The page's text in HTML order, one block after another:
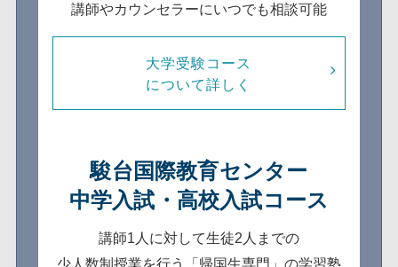
講師やカウンセラーにいつでも相談可能
大学受験コース
について詳しく
駿台国際教育センター
中学入試・高校入試コース
講師1人に対して生徒2人までの
少人数制授業を行う「帰国生専門」の学習塾